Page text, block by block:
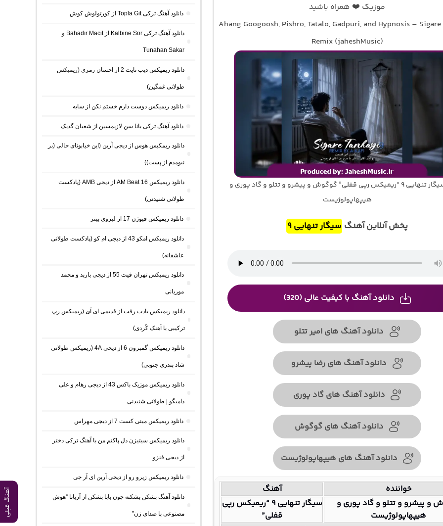
آهنگ قبلی
موزیک ❤️ همراه باشید
Ahang Googoosh, Pishro, Tatalo, Gadpuri, and Hypnosis –
Remix (jaheshMusic)
آهنگ سیگار تنهایی ۹ “ریمیکس رپی قفلی” گوگوش و پیشرو و تتلو و گاد پوری و
هیپهاپولوژیست
پخش آنلاین آهنگ سیگار تنهایی ۹
دانلود آهنگ با کیفیت عالی (320)
دانلود آهنگ های امیر تتلو
دانلود آهنگ های رضا پیشرو
دانلود آهنگ های گاد پوری
دانلود آهنگ های گوگوش
دانلود آهنگ های هیپهاپولوژیست
خواننده
آهنگ
و پیشرو و تتلو و گاد پوری و
هیپهاپولوژیست
سیگار تنهایی ۹ “ریمیکس رپی
قفلی”
دانلود آهنگ ترکی Topla Git از کورتولوش کوش
دانلود آهنگ ترکی Kalbine Sor از Bahadır Macit و
Tunahan Sakar
دانلود ریمیکس دیپ نایت 2 از احسان رمزی (ریمیکس
طولانی غمگین)
دانلود ریمیکس دوست دارم خستم نکن از سایه
دانلود آهنگ ترکی بانا سن لازیمسین از شعبان گدیک
دانلود ریمکیس هوس از دیجی آرین (این خیابونای خالی (بر
نیومدم از پست))
دانلود ریمیکس AM Beat 16 از دیجی AMB (پادکست
طولانی شنیدنی)
دانلود ریمیکس فیوژن 17 از لیروی بیتز
دانلود ریمیکس امکو 43 از دیجی ام کو (پادکست طولانی
عاشقانه)
دانلود ریمیکس تهران فیت 55 از دیجی باربد و محمد
موریانی
دانلود ریمیکس یادت رفت از قدیمی ای آی (ریمیکس رپ
ترکیبی با آهنک کُردی)
دانلود ریمیکس گمبرون 6 از دیجی 4A (ریمیکس طولانی
شاد بندری جنوبی)
دانلود ریمیکس موزیک باکس 43 از دیجی رهام و علی
دامیگو | طولانی شنیدنی
دانلود ریمیکس مینی کست 7 از دیجی مهراس
دانلود ریمیکس سیتیزن دل پاکتم من با آهنگ ترکی دختر
از دیجی فنزو
دانلود ریمیکس زیرو رو از دیجی آرین ای آر جی
دانلود آهنگ بشکن بشکنه جون بابا بشکن از آریانا “هوش
مصنوعی با صدای زن”